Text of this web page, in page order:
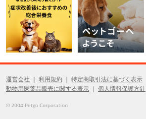
運営会社 利用規約
特定商取引法に基づく表示
動物用医薬品販売に関する表示
個人情報保護方針
© 2004 Petgo Corporation